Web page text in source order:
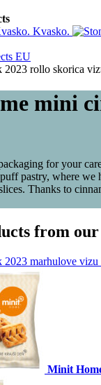
Kvasko.
EU
mini
for your
pastry, where we
Thanks to
from our
Minit